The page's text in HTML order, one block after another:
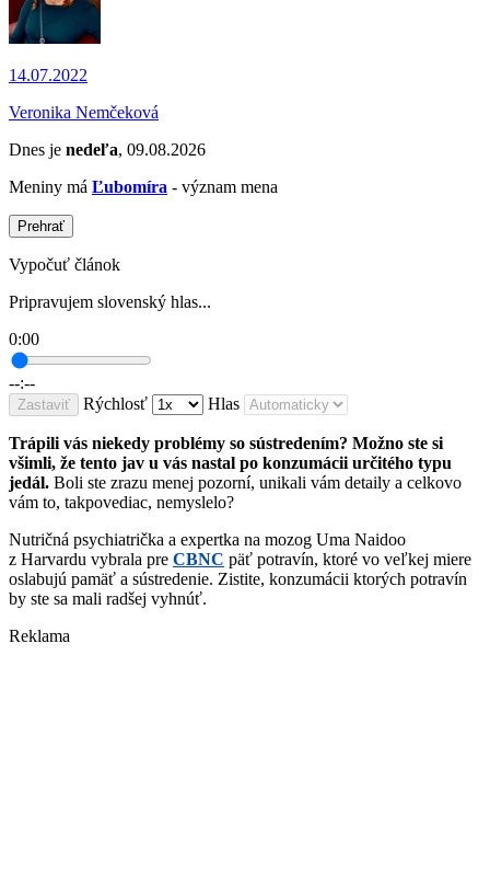
14.07.2022
Veronika Nemčeková
Dnes je nedeľa, 09.08.2026
Meniny má Ľubomíra - význam mena
Prehrať
Vypočuť článok
Pripravujem slovenský hlas...
0:00
--:--
Zastaviť Rýchlosť Hlas
Trápili vás niekedy problémy so sústredením? Možno ste si
všimli, že tento jav u vás nastal po konzumácii určitého typu
jedál. Boli ste zrazu menej pozorní, unikali vám detaily a celkovo
vám to, takpovediac, nemyslelo?
Nutričná psychiatrička a expertka na mozog Uma Naidoo
z Harvardu vybrala pre CBNC päť potravín, ktoré vo veľkej miere
oslabujú pamäť a sústredenie. Zistite, konzumácii ktorých potravín
by ste sa mali radšej vyhnúť.
Reklama